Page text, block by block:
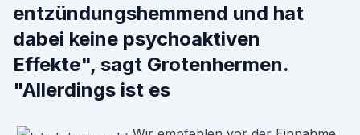
entzündungshemmend und hat
dabei keine psychoaktiven
Effekte", sagt Grotenhermen.
"Allerdings ist es